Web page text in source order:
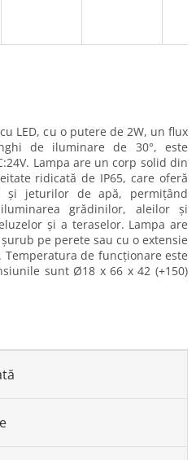
LED, cu o putere de 2W, un flux
de iluminare de 30°, este
Lampa are un corp solid din
ridicată de IP65, care oferă
și jeturilor de apă, permițând
grădinilor, aleilor și
și a teraselor. Lampa are
pe perete sau cu o extensie
Temperatura de funcționare este
sunt Ø18 x 66 x 42 (+150)